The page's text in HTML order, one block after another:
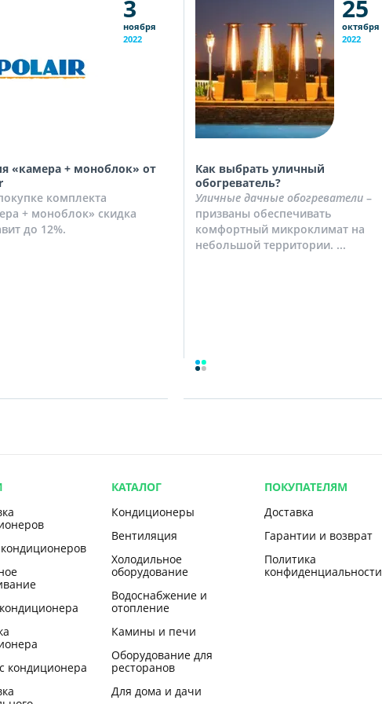
3
ноября
2022
«камера + моноблок» от
комплекта
+ моноблок» скидка
до 12%.
25
октября
2022
Как выбрать уличный
обогреватель?
Уличные дачные обогреватели –
призваны обеспечивать
комфортный микроклимат на
небольшой территории. ...
кондиционера
КАТАЛОГ
Кондиционеры
Вентиляция
Холодильное
оборудование
Водоснабжение и
отопление
Камины и печи
Оборудование для
ресторанов
Для дома и дачи
ПОКУПАТЕЛЯМ
Доставка
Гарантии и возврат
Политика
конфиденциальности